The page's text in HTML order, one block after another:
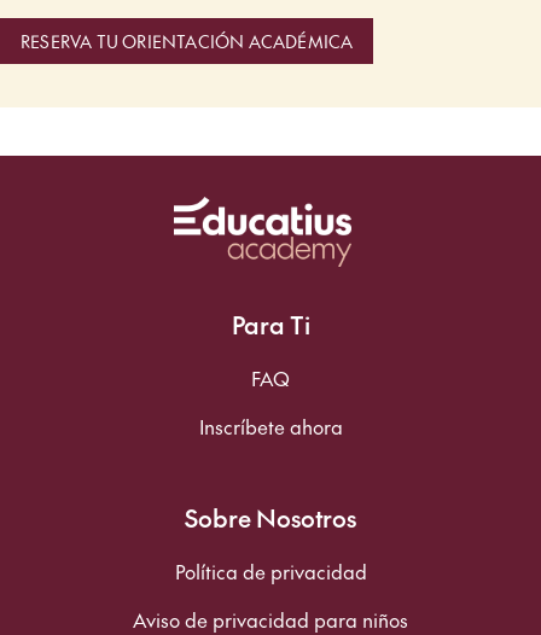
RESERVA TU ORIENTACIÓN ACADÉMICA
Para Ti
FAQ
Inscríbete ahora
Sobre Nosotros
Política de privacidad
Aviso de privacidad para niños